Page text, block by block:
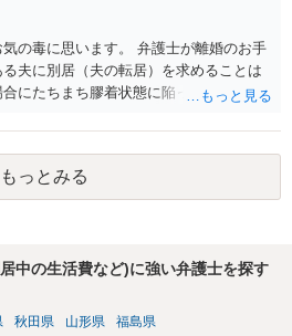
の毒に思います。 弁護士が離婚のお手
夫に別居（夫の転居）を求めることは
にたちまち膠着状態に陥ってしまうの
ご相談者さまが転居する形で離婚協議等
いことが圧倒的多数です。
もっとみる
中の生活費など)に強い弁護士を探す
秋田県 山形県 福島県